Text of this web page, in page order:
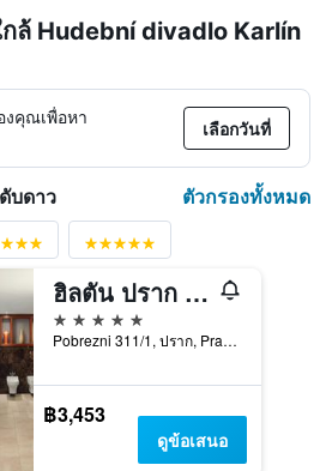
ล้ Hudební divadlo Karlín
งคุณเพื่อหา
เลือกวันที่
บดาว ตัวกรองทั้งหมด
ฮิลตัน ปราก เอเทรียม
5 ดาว
Pobrezni 311/1, ปราก, Prague Region, สาธารณรัฐเช็ก
฿3,453
ดูข้อเสนอ